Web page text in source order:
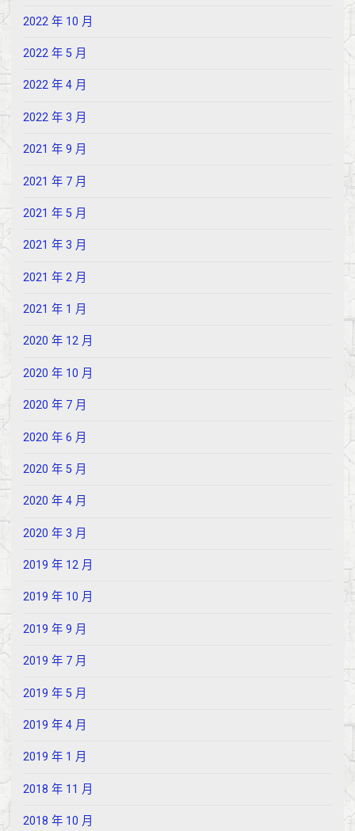
2022 年 10 月
2022 年 5 月
2022 年 4 月
2022 年 3 月
2021 年 9 月
2021 年 7 月
2021 年 5 月
2021 年 3 月
2021 年 2 月
2021 年 1 月
2020 年 12 月
2020 年 10 月
2020 年 7 月
2020 年 6 月
2020 年 5 月
2020 年 4 月
2020 年 3 月
2019 年 12 月
2019 年 10 月
2019 年 9 月
2019 年 7 月
2019 年 5 月
2019 年 4 月
2019 年 1 月
2018 年 11 月
2018 年 10 月